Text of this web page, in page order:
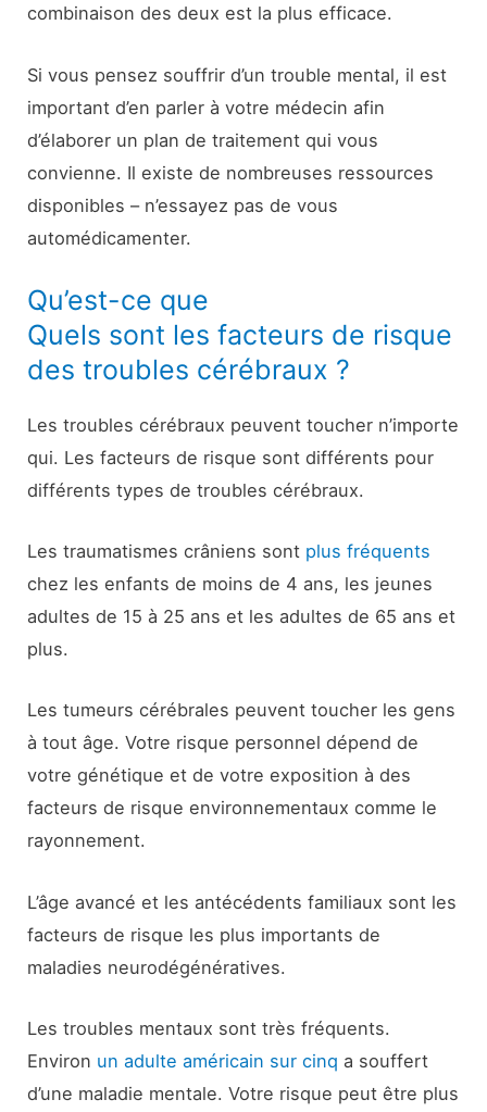
combinaison des deux est la plus efficace.
Si vous pensez souffrir d’un trouble mental, il est
important d’en parler à votre médecin afin
d’élaborer un plan de traitement qui vous
convienne. Il existe de nombreuses ressources
disponibles – n’essayez pas de vous
automédicamenter.
Qu’est-ce que
Quels sont les facteurs de risque
des troubles cérébraux ?
Les troubles cérébraux peuvent toucher n’importe
qui. Les facteurs de risque sont différents pour
différents types de troubles cérébraux.
Les traumatismes crâniens sont plus fréquents
chez les enfants de moins de 4 ans, les jeunes
adultes de 15 à 25 ans et les adultes de 65 ans et
plus.
Les tumeurs cérébrales peuvent toucher les gens
à tout âge. Votre risque personnel dépend de
votre génétique et de votre exposition à des
facteurs de risque environnementaux comme le
rayonnement.
L’âge avancé et les antécédents familiaux sont les
facteurs de risque les plus importants de
maladies neurodégénératives.
Les troubles mentaux sont très fréquents.
Environ un adulte américain sur cinq a souffert
d’une maladie mentale. Votre risque peut être plus